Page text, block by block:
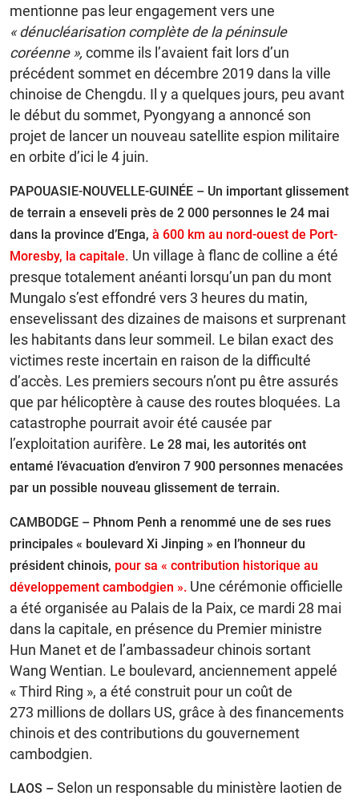
mentionne pas leur engagement vers une
« dénucléarisation complète de la péninsule
coréenne », comme ils l’avaient fait lors d’un
précédent sommet en décembre 2019 dans la ville
chinoise de Chengdu. Il y a quelques jours, peu avant
le début du sommet, Pyongyang a annoncé son
projet de lancer un nouveau satellite espion militaire
en orbite d’ici le 4 juin.
PAPOUASIE-NOUVELLE-GUINÉE – Un important glissement
de terrain a enseveli près de 2 000 personnes le 24 mai
dans la province d’Enga, à 600 km au nord-ouest de Port-
Moresby, la capitale. Un village à flanc de colline a été
presque totalement anéanti lorsqu’un pan du mont
Mungalo s’est effondré vers 3 heures du matin,
ensevelissant des dizaines de maisons et surprenant
les habitants dans leur sommeil. Le bilan exact des
victimes reste incertain en raison de la difficulté
d’accès. Les premiers secours n’ont pu être assurés
que par hélicoptère à cause des routes bloquées. La
catastrophe pourrait avoir été causée par
l’exploitation aurifère. Le 28 mai, les autorités ont
entamé l’évacuation d’environ 7 900 personnes menacées
par un possible nouveau glissement de terrain.
CAMBODGE – Phnom Penh a renommé une de ses rues
principales « boulevard Xi Jinping » en l’honneur du
président chinois, pour sa « contribution historique au
développement cambodgien ». Une cérémonie officielle
a été organisée au Palais de la Paix, ce mardi 28 mai
dans la capitale, en présence du Premier ministre
Hun Manet et de l’ambassadeur chinois sortant
Wang Wentian. Le boulevard, anciennement appelé
« Third Ring », a été construit pour un coût de
273 millions de dollars US, grâce à des financements
chinois et des contributions du gouvernement
cambodgien.
LAOS – Selon un responsable du ministère laotien de